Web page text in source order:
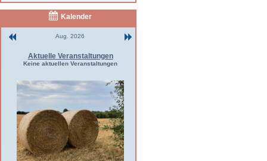
Kalender
Aug. 2026
Aktuelle Veranstaltungen
Keine aktuellen Veranstaltungen